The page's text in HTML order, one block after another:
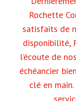
Rochette
satisfaits de
disponibilité,
l’écoute de
échéancier
clé en